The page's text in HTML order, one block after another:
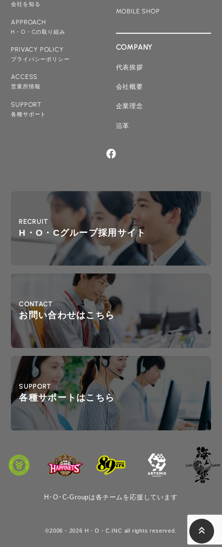
会社を知る
APPROACH
H・O・Cの取り組み
PRIVACY POLICY
プライバシーポリシー
ACCESS
営業所情報
SUPPORT
各種サポート
MOBILE SHOP
COMPANY
代表挨拶
会社概要
企業理念
沿革
RECRUIT
H・O・Cグループ採用サイト
CONTACT
お問い合わせはこちら
SUPPORT
各種サポートはこちら
H･O･C-Groupは各チームを応援しています
©2006 - 2026 H・O・C.INC all rights reserved. keyboard_double_arrow_up